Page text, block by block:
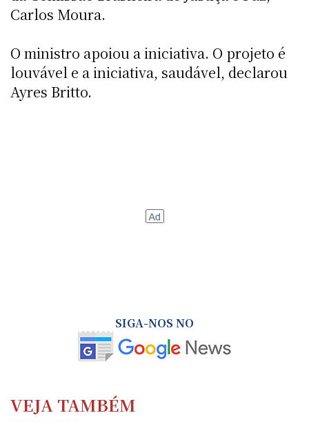
Carlos Moura.
O ministro apoiou a iniciativa. O projeto é
louvável e a iniciativa, saudável, declarou
Ayres Britto.
SIGA-NOS NO
VEJA TAMBÉM